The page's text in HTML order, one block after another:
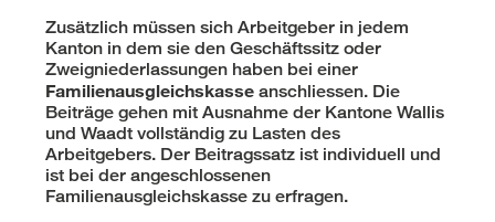
Zusätzlich müssen sich Arbeitgeber in jedem
Kanton in dem sie den Geschäftssitz oder
Zweigniederlassungen haben bei einer
Familienausgleichskasse anschliessen. Die
Beiträge gehen mit Ausnahme der Kantone Wallis
und Waadt vollständig zu Lasten des
Arbeitgebers. Der Beitragssatz ist individuell und
ist bei der angeschlossenen
Familienausgleichskasse zu erfragen.